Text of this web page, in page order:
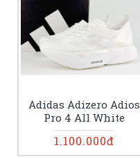
Adidas Adizero Adios
Pro 4 All White
1.100.000đ